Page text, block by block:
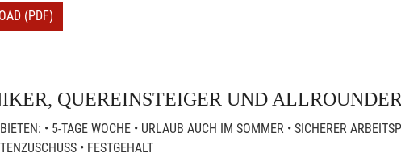
(PDF)
QUEREINSTEIGER UND
• 5-TAGE WOCHE • URLAUB AUCH IM SOMMER • SICHERER
• FESTGEHALT